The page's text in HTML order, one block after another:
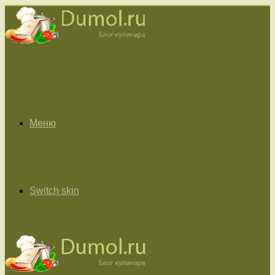
Меню
Switch skin